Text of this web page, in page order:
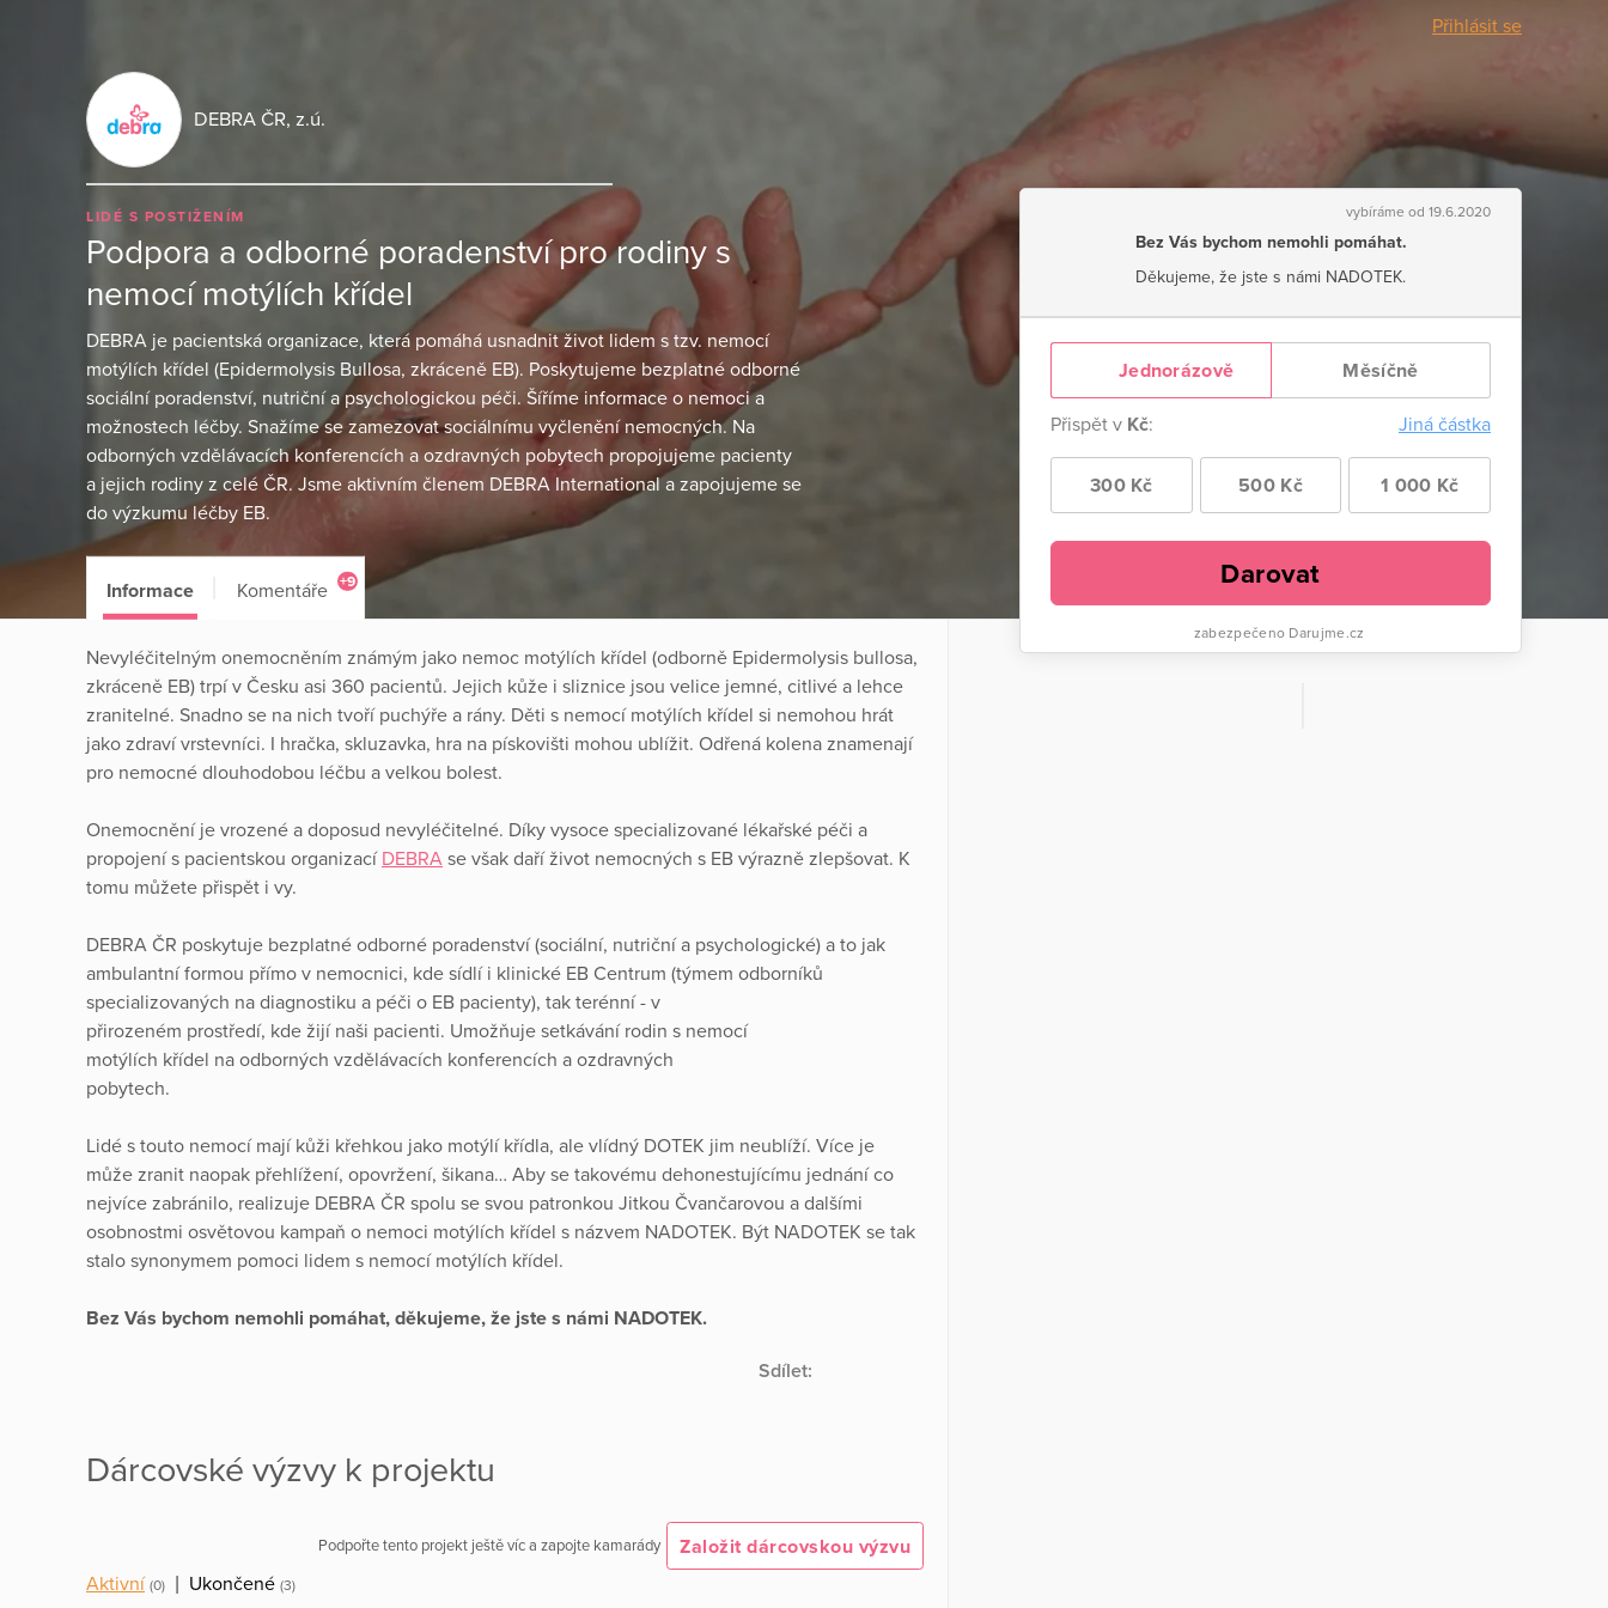
Přihlásit se
DEBRA ČR, z.ú.
LIDÉ S POSTIŽENÍM
Podpora a odborné poradenství pro rodiny s
nemocí motýlích křídel
DEBRA je pacientská organizace, která pomáhá usnadnit život lidem s tzv. nemocí
motýlích křídel (Epidermolysis Bullosa, zkráceně EB). Poskytujeme bezplatné odborné
sociální poradenství, nutriční a psychologickou péči. Šíříme informace o nemoci a
možnostech léčby. Snažíme se zamezovat sociálnímu vyčlenění nemocných. Na
odborných vzdělávacích konferencích a ozdravných pobytech propojujeme pacienty
a jejich rodiny z celé ČR. Jsme aktivním členem DEBRA International a zapojujeme se
do výzkumu léčby EB.
vybíráme od 19.6.2020
Bez Vás bychom nemohli pomáhat.
Děkujeme, že jste s námi NADOTEK.
Jednorázově Měsíčně
Přispět v Kč: Jiná částka
300 Kč 500 Kč 1 000 Kč
Darovat
zabezpečeno Darujme.cz
Informace Komentáře +9
Nevyléčitelným onemocněním známým jako nemoc motýlích křídel (odborně Epidermolysis bullosa,
zkráceně EB) trpí v Česku asi 360 pacientů. Jejich kůže i sliznice jsou velice jemné, citlivé a lehce
zranitelné. Snadno se na nich tvoří puchýře a rány. Děti s nemocí motýlích křídel si nemohou hrát
jako zdraví vrstevníci. I hračka, skluzavka, hra na pískovišti mohou ublížit. Odřená kolena znamenají
pro nemocné dlouhodobou léčbu a velkou bolest.
Onemocnění je vrozené a doposud nevyléčitelné. Díky vysoce specializované lékařské péči a
propojení s pacientskou organizací DEBRA se však daří život nemocných s EB výrazně zlepšovat. K
tomu můžete přispět i vy.
DEBRA ČR poskytuje bezplatné odborné poradenství (sociální, nutriční a psychologické) a to jak
ambulantní formou přímo v nemocnici, kde sídlí i klinické EB Centrum (týmem odborníků
specializovaných na diagnostiku a péči o EB pacienty), tak terénní - v
přirozeném prostředí, kde žijí naši pacienti. Umožňuje setkávání rodin s nemocí
motýlích křídel na odborných vzdělávacích konferencích a ozdravných
pobytech.
Lidé s touto nemocí mají kůži křehkou jako motýlí křídla, ale vlídný DOTEK jim neublíží. Více je
může zranit naopak přehlížení, opovržení, šikana… Aby se takovému dehonestujícímu jednání co
nejvíce zabránilo, realizuje DEBRA ČR spolu se svou patronkou Jitkou Čvančarovou a dalšími
osobnostmi osvětovou kampaň o nemoci motýlích křídel s názvem NADOTEK. Být NADOTEK se tak
stalo synonymem pomoci lidem s nemocí motýlích křídel.
Bez Vás bychom nemohli pomáhat, děkujeme, že jste s námi NADOTEK.
Sdílet:
Dárcovské výzvy k projektu
Podpořte tento projekt ještě víc a zapojte kamarády
Založit dárcovskou výzvu
Aktivní (0) Ukončené (3)